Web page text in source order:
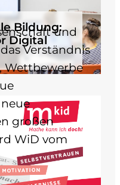
und
Verständnis
Wettbewerbe
großen
WiD vom
Bildung:
Digital